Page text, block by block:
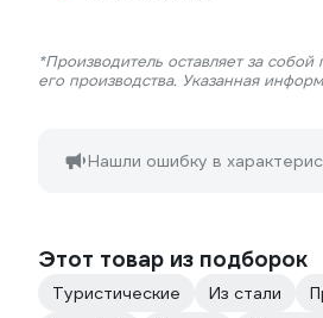
*Производитель оставляет за
его производства. Указанная
Нашли ошибку в
Этот товар из подборок
Туристические Из стали